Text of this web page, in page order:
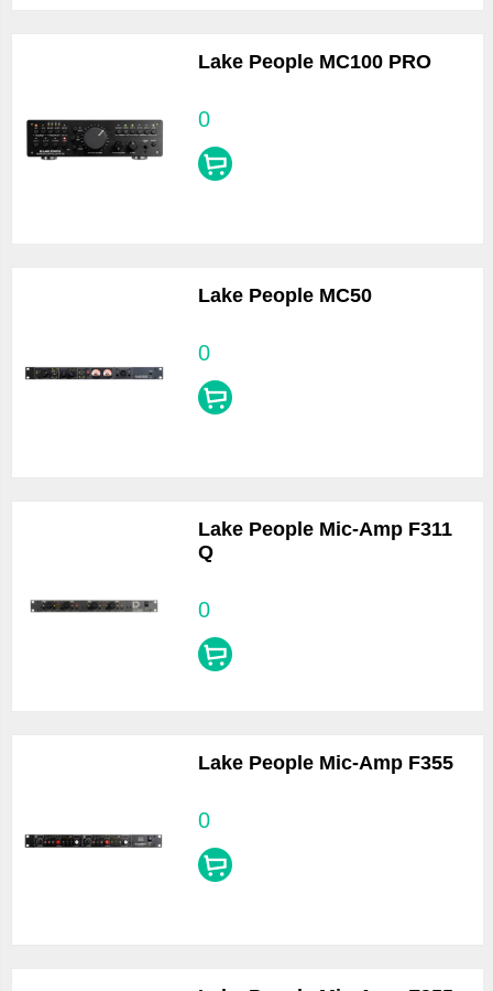
Lake People MC100 PRO
0
Lake People MC50
0
Lake People Mic-Amp F311
Q
0
Lake People Mic-Amp F355
0